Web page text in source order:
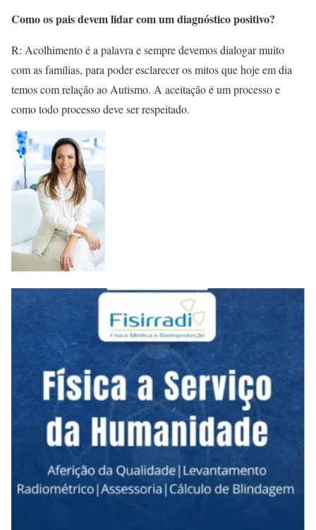
Como os pais devem lidar com um diagnóstico positivo?
R: Acolhimento é a palavra e sempre devemos dialogar muito
com as famílias, para poder esclarecer os mitos que hoje em dia
temos com relação ao Autismo. A aceitação é um processo e
como todo processo deve ser respeitado.